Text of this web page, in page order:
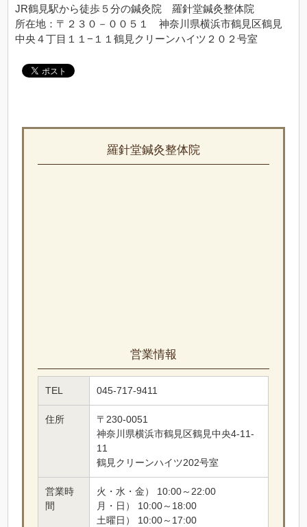
JR鶴見駅から徒歩５分の鍼灸院 羅針堂鍼灸整体院
所在地：〒２３０－００５１ 神奈川県横浜市鶴見区鶴見
中央４丁目１１−１１鶴見クリーンハイツ２０２号室
羅針堂鍼灸整体院
営業情報
TEL 045-717-9411
住所
〒230-0051
神奈川県横浜市鶴見区鶴見中央4-11-
11
鶴見クリーンハイツ202号室
営業時
間
火・水・金） 10:00～22:00
月・日） 10:00～18:00
土曜日） 10:00～17:00